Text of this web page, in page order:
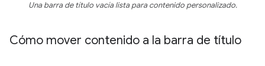
Una barra de título vacía lista para contenido personalizado.
Cómo mover contenido a la barra de título